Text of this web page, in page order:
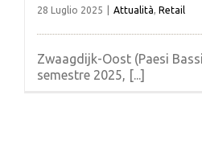
CONTATTI
Cerca
28 Luglio 2025 Attualità Retail
Zwaagdijk-Oost (Paesi
semestre 2025, [...]